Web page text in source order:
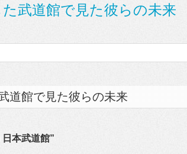
武道館で見た彼らの未来
道館で見た彼らの未来
本武道館”